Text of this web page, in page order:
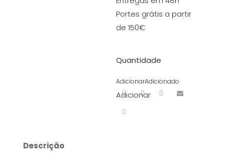
Portes grátis a partir
de 150€
Quantidade
AdicionarAdicionado
Adicionar
Descrição